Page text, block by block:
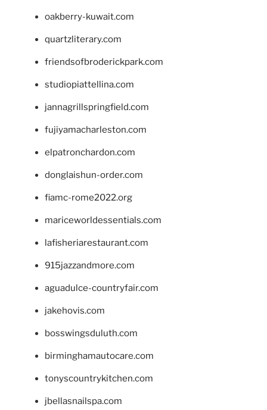
oakberry-kuwait.com
quartzliterary.com
friendsofbroderickpark.com
studiopiattellina.com
jannagrillspringfield.com
fujiyamacharleston.com
elpatronchardon.com
donglaishun-order.com
fiamc-rome2022.org
mariceworldessentials.com
lafisheriarestaurant.com
915jazzandmore.com
aguadulce-countryfair.com
jakehovis.com
bosswingsduluth.com
birminghamautocare.com
tonyscountrykitchen.com
jbellasnailspa.com